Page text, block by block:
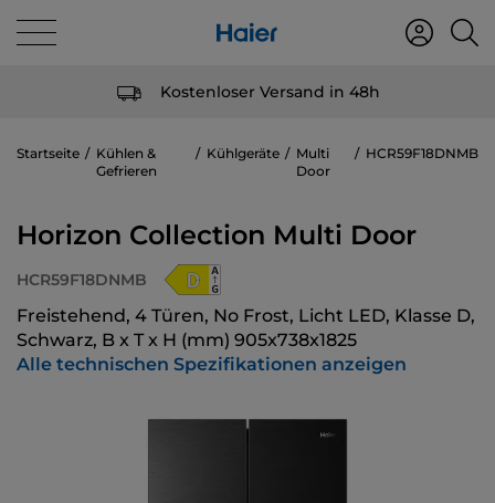
Kostenloser Versand in 48h
Startseite
Kühlen &
Gefrieren
Kühlgeräte
Multi
Door
HCR59F18DNMB
Horizon Collection Multi Door
HCR59F18DNMB
Freistehend, 4 Türen, No Frost, Licht LED, Klasse D,
Schwarz, B x T x H (mm) 905x738x1825
Alle technischen Spezifikationen anzeigen